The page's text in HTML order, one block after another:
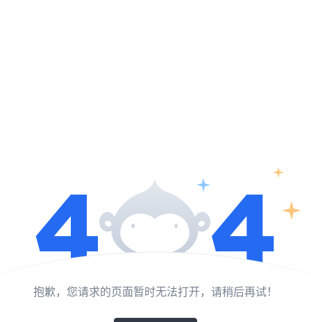
抱歉，您请求的页面暂时无法打开，请稍后再试！